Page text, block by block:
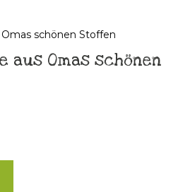
aus Omas schönen